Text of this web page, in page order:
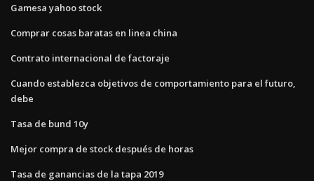
Gamesa yahoo stock
Comprar cosas baratas en linea china
Contrato internacional de factoraje
Cuando establezca objetivos de comportamiento para el futuro,
debe
Tasa de bund 10y
Mejor compra de stock después de horas
Tasa de ganancias de la tapa 2019